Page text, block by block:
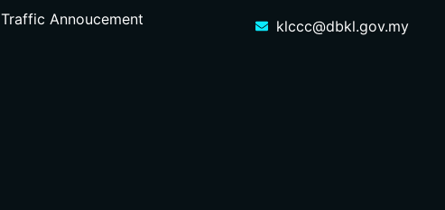
Traffic Annoucement
klccc@dbkl.gov.my